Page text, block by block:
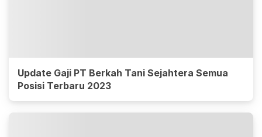
Update Gaji PT Berkah Tani Sejahtera Semua
Posisi Terbaru 2023